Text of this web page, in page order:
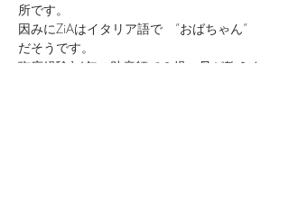
所です。
因みにZiAはイタリア語で　”おばちゃん”
だそうです。
臨床経験14年の助産師で２児の母が教えま